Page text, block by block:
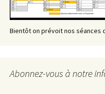
Bientôt on prévoit nos séances
Abonnez-vous à notre